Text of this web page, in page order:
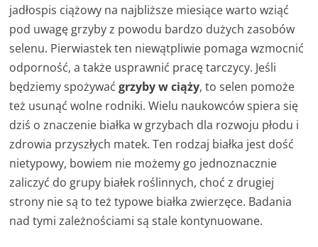
jadłospis ciążowy na najbliższe miesiące warto wziąć
pod uwagę grzyby z powodu bardzo dużych zasobów
selenu. Pierwiastek ten niewątpliwie pomaga wzmocnić
odporność, a także usprawnić pracę tarczycy. Jeśli
będziemy spożywaćgrzyby w ciąży, to selen pomoże
też usunąć wolne rodniki. Wielu naukowców spiera się
dziś o znaczenie białka w grzybach dla rozwoju płodu i
zdrowia przyszłych matek. Ten rodzaj białka jest dość
nietypowy, bowiem nie możemy go jednoznacznie
zaliczyć do grupy białek roślinnych, choć z drugiej
strony nie są to też typowe białka zwierzęce. Badania
nad tymi zależnościami są stale kontynuowane.